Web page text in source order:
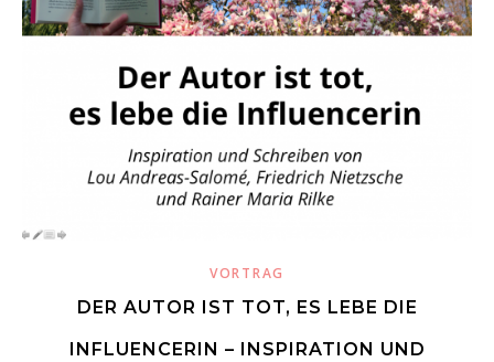
VORTRAG
DER AUTOR IST TOT, ES LEBE DIE
INFLUENCERIN – INSPIRATION UND